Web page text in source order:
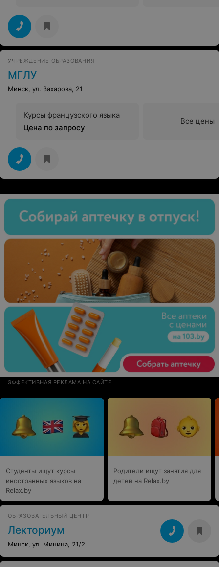
УЧРЕЖДЕНИЕ ОБРАЗОВАНИЯ
МГЛУ
Минск, ул. Захарова, 21
Курсы французского языка
Цена по запросу
Все цены
ЭФФЕКТИВНАЯ РЕКЛАМА НА САЙТЕ
Студенты ищут курсы
иностранных языков на
Relax.by
Родители ищут занятия для
детей на Relax.by
ОБРАЗОВАТЕЛЬНЫЙ ЦЕНТР
Лекториум
Минск, ул. Минина, 21/2